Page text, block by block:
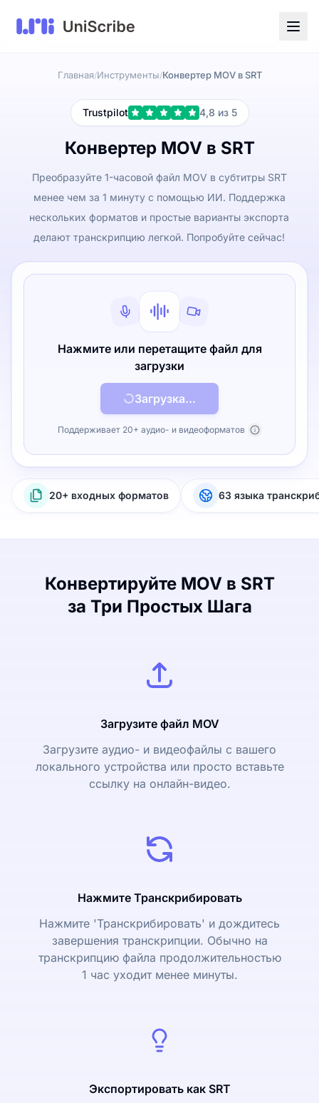
Главная/Инструменты/Конвертер MOV в SRT
Trustpilot 4,8 из 5
Конвертер MOV в SRT
Преобразуйте 1-часовой файл MOV в субтитры SRT
менее чем за 1 минуту с помощью ИИ. Поддержка
нескольких форматов и простые варианты экспорта
делают транскрипцию легкой. Попробуйте сейчас!
Нажмите или перетащите файл для
загрузки
Загрузка...
Поддерживает 20+ аудио- и видеоформатов
20+ входных форматов 63 языка
Конвертируйте MOV в SRT
за Три Простых Шага
Загрузите файл MOV
Загрузите аудио- и видеофайлы с вашего
локального устройства или просто вставьте
ссылку на онлайн-видео.
Нажмите Транскрибировать
Нажмите 'Транскрибировать' и дождитесь
завершения транскрипции. Обычно на
транскрипцию файла продолжительностью
1 час уходит менее минуты.
Экспортировать как SRT